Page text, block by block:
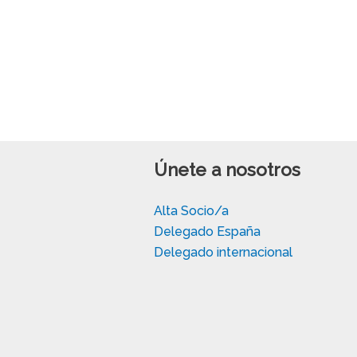
Únete a nosotros
Alta Socio/a
Delegado España
Delegado internacional